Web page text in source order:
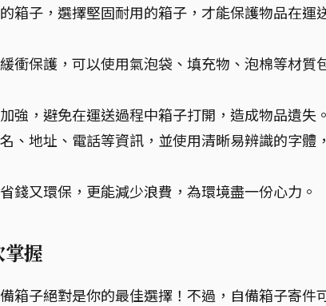
箱子，選擇堅固耐用的箱子，才能保護物品在運
衝保護，可以使用氣泡袋、填充物、泡棉等材質
強，避免在運送過程中箱子打開，造成物品遺失
、地址、電話等資訊，並使用清晰易辨識的字體
錢又環保，更能減少浪費，為環境盡一份心力。
握
箱子絕對是你的最佳選擇！不過，自備箱子寄件